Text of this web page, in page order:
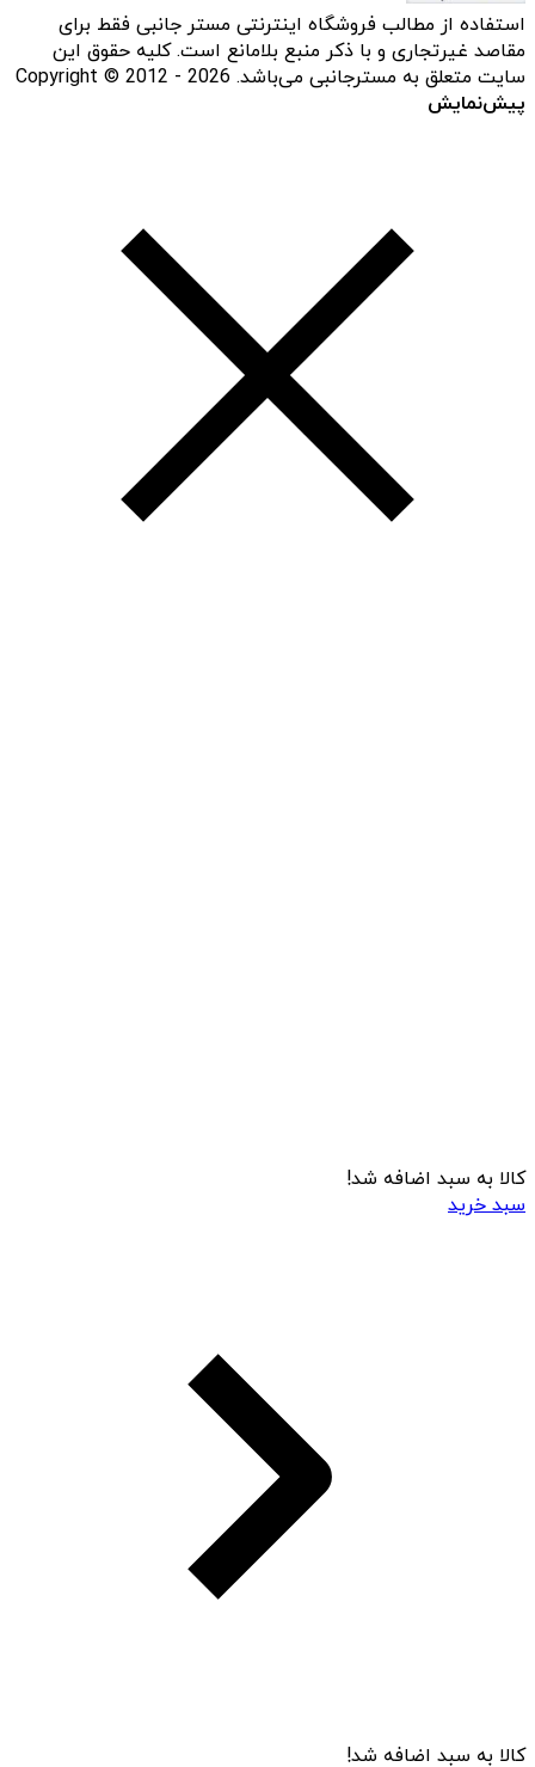
استفاده از مطالب فروشگاه اینترنتی مستر جانبی فقط برای
مقاصد غیرتجاری و با ذکر منبع بلامانع است. کلیه حقوق این
سایت متعلق به مسترجانبی می‌باشد. Copyright © 2012 - 2026
پیش‌نمایش
کالا به سبد اضافه شد!
سبد خرید
کالا به سبد اضافه شد!